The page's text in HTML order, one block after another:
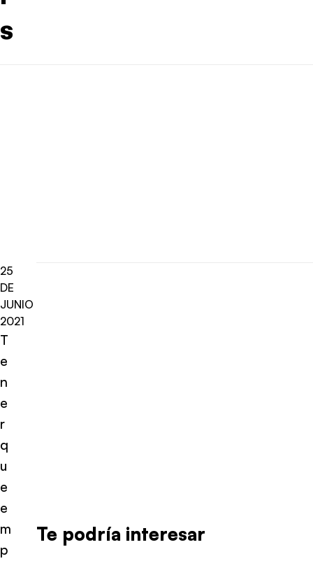
s
25
DE
JUNIO
2021
T
e
n
e
r
q
u
e
e
m
p
Te podría interesar